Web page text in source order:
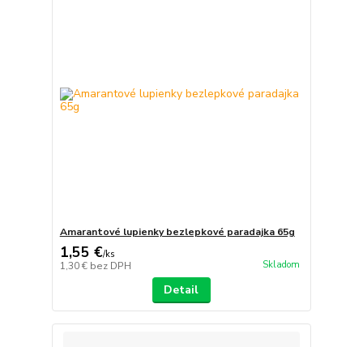
Amarantové lupienky bezlepkové paradajka 65g
1,55 €/ks
1,30 € bez DPH Skladom
Detail